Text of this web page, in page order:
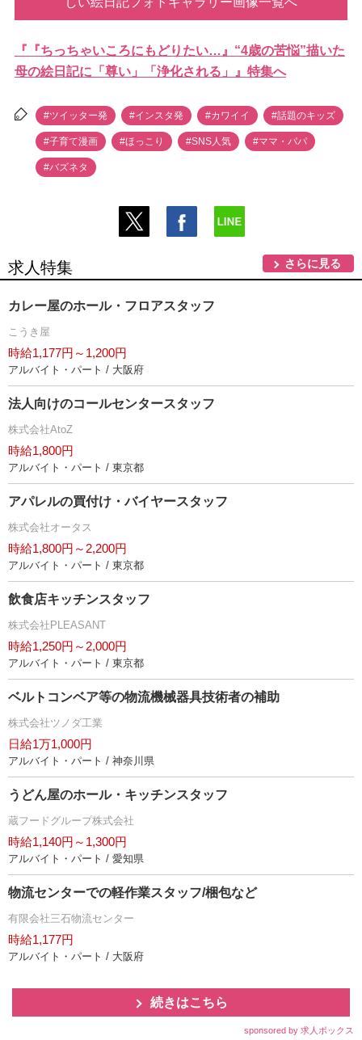
『『ちっちゃいころにもどりたい…』“4歳の苦悩”描いた
母の絵日記に「尊い」「浄化される」』特集へ
#ツイッター発 #インスタ発 #カワイイ #話題のキッズ
#子育て漫画 #ほっこり #SNS人気 #ママ・パパ
#バズネタ
求人特集 さらに見る
カレー屋のホール・フロアスタッフ
こうき屋
時給1,177円～1,200円
アルバイト・パート / 大阪府
法人向けのコールセンタースタッフ
株式会社AtoZ
時給1,800円
アルバイト・パート / 東京都
アパレルの買付け・バイヤースタッフ
株式会社オータス
時給1,800円～2,200円
アルバイト・パート / 東京都
飲食店キッチンスタッフ
株式会社PLEASANT
時給1,250円～2,000円
アルバイト・パート / 東京都
ベルトコンベア等の物流機械器具技術者の補助
株式会社ツノダ工業
日給1万1,000円
アルバイト・パート / 神奈川県
うどん屋のホール・キッチンスタッフ
蔵フードグループ株式会社
時給1,140円～1,300円
アルバイト・パート / 愛知県
物流センターでの軽作業スタッフ/梱包など
有限会社三石物流センター
時給1,177円
アルバイト・パート / 大阪府
続きはこちら
sponsored by 求人ボックス